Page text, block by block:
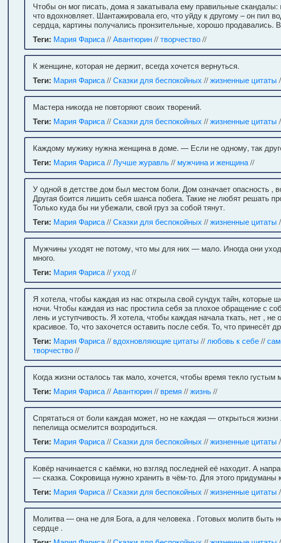
Чтобы он мог писать, дома я закатывала ему правильные скандалы:
что вдохновляет. Шантажировала его, что уйду к другому – он пил
сердца, картины получались пронзительные, хорошо продавались. В
Теги: Мария Фариса//Авантюрин//творчество//
К женщине, которая не держит, всегда хочется вернуться.
Теги: Мария Фариса//Сказки для беспокойных //жизненные цитаты
Мастера никогда не повторяют своих творений.
Теги: Мария Фариса//Сказки для беспокойных //жизненные цитаты
Каждому мужику нужна женщина в доме. — Если не одному, так
Теги: Мария Фариса//Лучше журавль// мужчина и женщина//
У одной в детстве дом был местом боли. Дом означает опасность ,
Другая боится лишить себя шанса побега. Такие не любят решать
Только куда бы ни убежали, свой груз за собой тянут.
Теги: Мария Фариса//Сказки для беспокойных //жизненные цитаты
Мужчины уходят не потому, что мы для них — мало. Иногда они
много.
Теги: Мария Фариса//уход //
Я хотела, чтобы каждая из нас открыла свой сундук тайн, которые
ночи. Чтобы каждая из нас простила себя за плохое обращение с
лень и уступчивость. Я хотела, чтобы каждая начала ткать, нет , не
красивое. То, что захочется оставить после себя. То, что принесёт
Теги: Мария Фариса// вдохновляющие цитаты // любовь к себе//
творчество//
Когда жизни осталось так мало, хочется, чтобы время текло густым
Теги: Мария Фариса//Авантюрин// время //жизнь//
Спрятаться от боли каждая может, но не каждая — открыться
пепелища осмелится возродиться.
Теги: Мария Фариса//Сказки для беспокойных //жизненные цитаты
Ковёр начинается с каёмки, но взгляд последней её находит. А
— сказка. Сокровища нужно хранить в чём-то. Для этого придуманы
Теги: Мария Фариса//Сказки для беспокойных //жизненные цитаты
Молитва — она не для Бога, а для человека . Готовых молитв быть
сердце .